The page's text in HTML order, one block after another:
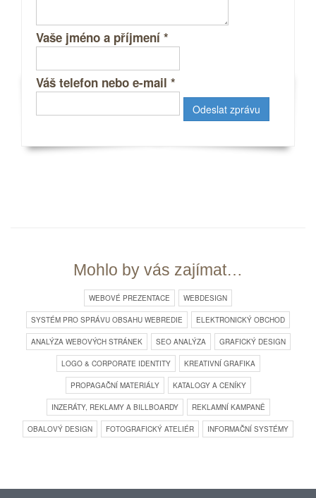
Vaše jméno a příjmení *
Váš telefon nebo e-mail *
Mohlo by vás zajímat…
WEBOVÉ PREZENTACE WEBDESIGN
SYSTÉM PRO SPRÁVU OBSAHU WEBREDIE ELEKTRONICKÝ OBCHOD
ANALÝZA WEBOVÝCH STRÁNEK SEO ANALÝZA GRAFICKÝ DESIGN
LOGO & CORPORATE IDENTITY KREATIVNÍ GRAFIKA
PROPAGAČNÍ MATERIÁLY KATALOGY A CENÍKY
INZERÁTY, REKLAMY A BILLBOARDY REKLAMNÍ KAMPANĚ
OBALOVÝ DESIGN FOTOGRAFICKÝ ATELIÉR INFORMAČNÍ SYSTÉMY